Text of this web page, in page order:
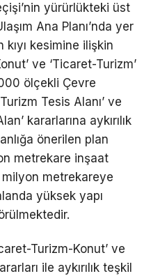
yürürlükteki üst
Ana Planı’nda yer
kıyı kesimine ilişkin
ve ‘Ticaret-Turizm’
ölçekli Çevre
Tesis Alanı’ ve
kararlarına aykırılık
önerilen plan
metrekare inşaat
milyon metrekareye
yüksek yapı
Turizm-Konut’ ve
ile aykırılık teşkil